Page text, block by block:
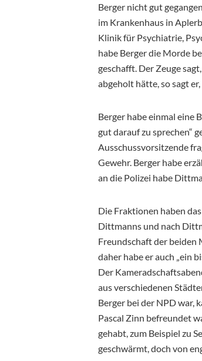
Berger nicht gut
im Krankenhaus in
Klinik für Psychiatrie,
habe Berger die Morde
geschafft. Der Zeuge
abgeholt hätte, so sagt
Berger habe einmal eine
gut darauf zu sprechen“
Ausschussvorsitzende
Gewehr. Berger habe
an die Polizei habe
Die Fraktionen haben
Dittmanns und nach
Freundschaft der beiden
daher habe er auch „ein
Der
aus verschiedenen
Berger bei der NPD war,
Pascal Zinn befreundet
gehabt, zum Beispiel zu
geschwärmt, doch von